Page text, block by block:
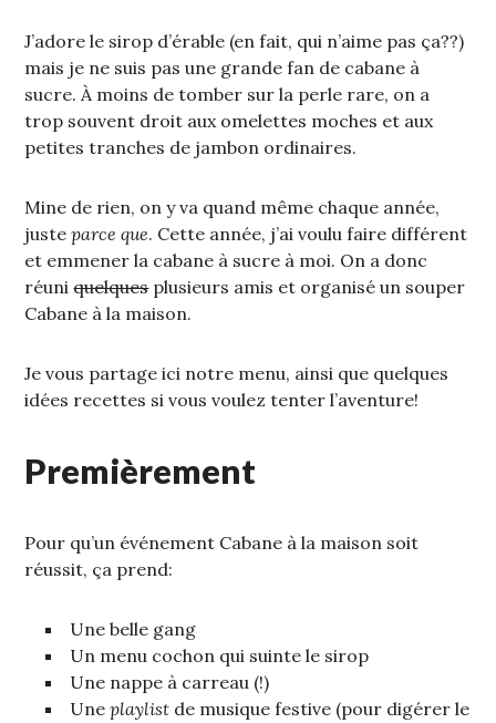
J’adore le sirop d’érable (en fait, qui n’aime pas ça??)
mais je ne suis pas une grande fan de cabane à
sucre. À moins de tomber sur la perle rare, on a
trop souvent droit aux omelettes moches et aux
petites tranches de jambon ordinaires.
Mine de rien, on y va quand même chaque année,
justeparce que. Cette année, j’ai voulu faire différent
et emmener la cabane à sucre à moi. On a donc
réuniquelquesplusieurs amis et organisé un souper
Cabane à la maison.
Je vous partage ici notre menu, ainsi que quelques
idées recettes si vous voulez tenter l’aventure!
Premièrement
Pour qu’un événement Cabane à la maison soit
réussit, ça prend:
Une belle gang
Un menu cochon qui suinte le sirop
Une nappe à carreau (!)
Uneplaylist de musique festive (pour digérer le